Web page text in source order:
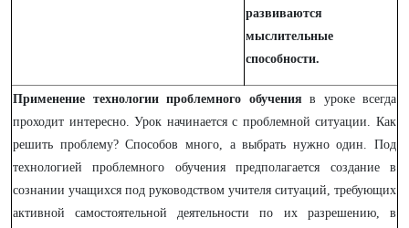
развиваются
мыслительные
способности.
Применение технологии проблемного обучения в уроке всегда
проходит интересно. Урок начинается с проблемной ситуации. Как
решить проблему? Способов много, а выбрать нужно один. Под
технологией проблемного обучения предполагается создание в
сознании учащихся под руководством учителя ситуаций, требующих
активной самостоятельной деятельности по их разрешению, в